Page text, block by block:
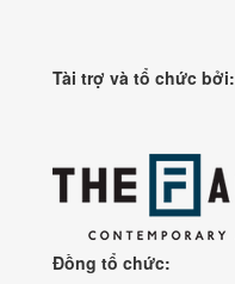
Tài trợ và tổ chức bởi:
Đồng tổ chức: